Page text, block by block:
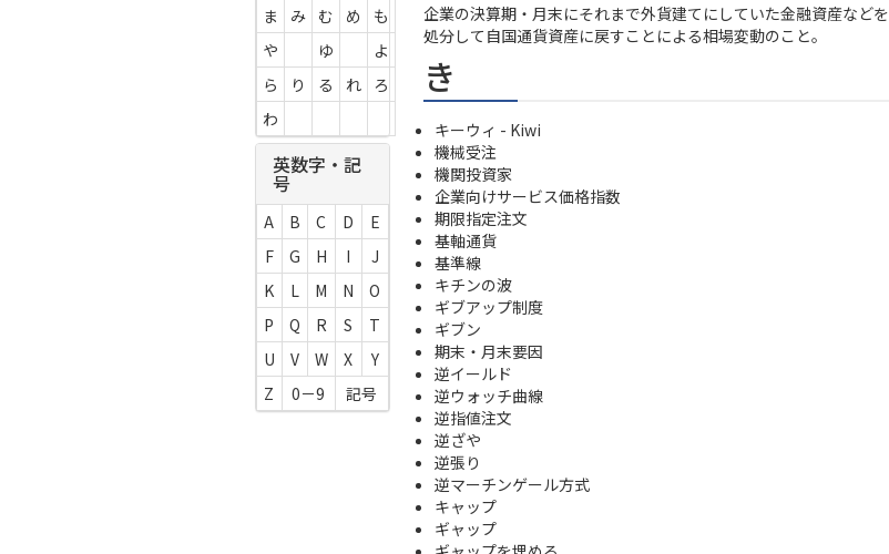
企業の決算期・月末にそれまで外貨建てにしていた金融資産などを
処分して自国通貨資産に戻すことによる相場変動のこと。
き
キーウィ - Kiwi
機械受注
機関投資家
企業向けサービス価格指数
期限指定注文
基軸通貨
基準線
キチンの波
ギブアップ制度
ギブン
期末・月末要因
逆イールド
逆ウォッチ曲線
逆指値注文
逆ざや
逆張り
逆マーチンゲール方式
キャップ
ギャップ
ま
み む め
も
や
ゆ
よ
ら
り る れ
ろ
わ
英数字・記
号
A B C D
E
F
G H I
J
K
L M N
O
P
Q R S
T
U
V W X
Y
Z
0－9 記号